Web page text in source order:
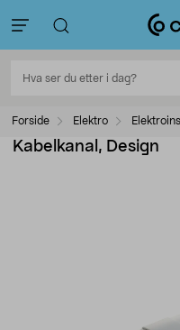
Forside Elektro
Kabelkanal, Design